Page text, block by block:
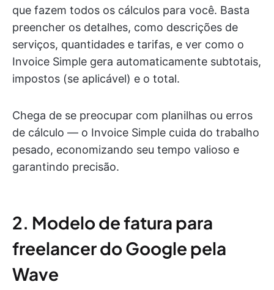
que fazem todos os cálculos para você. Basta
preencher os detalhes, como descrições de
serviços, quantidades e tarifas, e ver como o
Invoice Simple gera automaticamente subtotais,
impostos (se aplicável) e o total.
Chega de se preocupar com planilhas ou erros
de cálculo — o Invoice Simple cuida do trabalho
pesado, economizando seu tempo valioso e
garantindo precisão.
2. Modelo de fatura para
freelancer do Google pela
Wave